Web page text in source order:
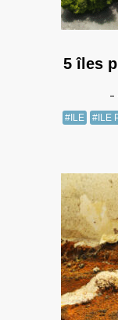
5 îles
#ILE #ILE